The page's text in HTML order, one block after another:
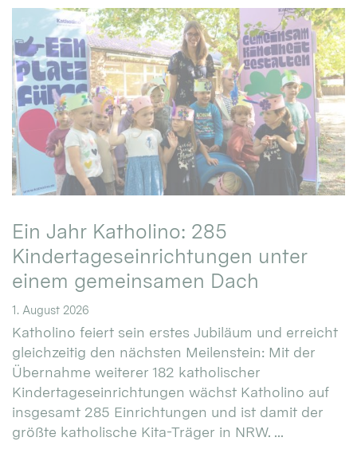
Ein Jahr Katholino: 285
Kindertageseinrichtungen unter
einem gemeinsamen Dach
1. August 2026
Katholino feiert sein erstes Jubiläum und erreicht
gleichzeitig den nächsten Meilenstein: Mit der
Übernahme weiterer 182 katholischer
Kindertageseinrichtungen wächst Katholino auf
insgesamt 285 Einrichtungen und ist damit der
größte katholische Kita-Träger in NRW. ...